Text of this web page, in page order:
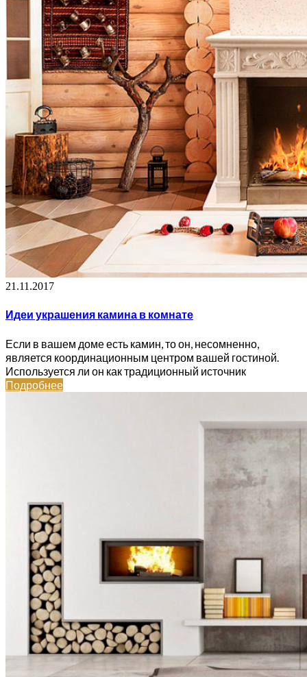
21.11.2017
Идеи украшения камина в комнате
Если в вашем доме есть камин, то он, несомненно,
является координационным центром вашей гостиной.
Используется ли он как традиционный источник
Подробнее